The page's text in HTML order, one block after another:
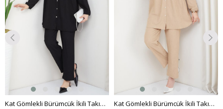
Kat Gömlekli Bürümcük İkili Takım Siyah Kat Gömlekli Bürümcük İkili Takım Bej HM2131